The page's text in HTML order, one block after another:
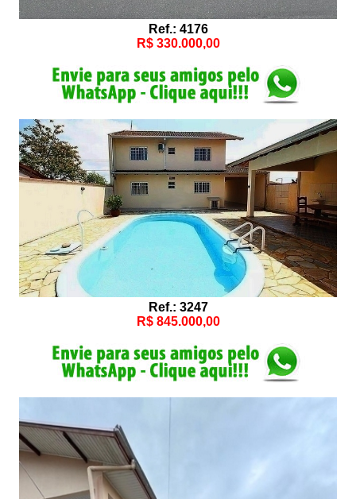
Ref.: 4176
R$ 330.000,00
Ref.: 3247
R$ 845.000,00